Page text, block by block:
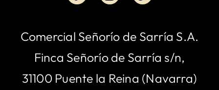
Comercial Señorío de Sarría S.A.
Finca Señorío de Sarría s/n,
31100 Puente la Reina (Navarra)